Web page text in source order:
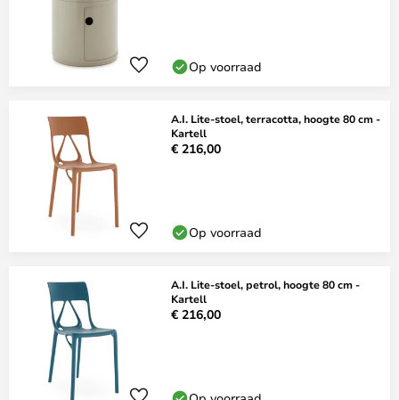
Op voorraad
A.I. Lite-stoel, terracotta, hoogte 80 cm -
Kartell
€ 216,00
Op voorraad
A.I. Lite-stoel, petrol, hoogte 80 cm -
Kartell
€ 216,00